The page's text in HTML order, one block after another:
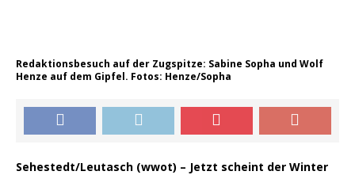
Redaktionsbesuch auf der Zugspitze: Sabine Sopha und Wolf
Henze auf dem Gipfel. Fotos: Henze/Sopha
Sehestedt/Leutasch (wwot) – Jetzt scheint der Winter